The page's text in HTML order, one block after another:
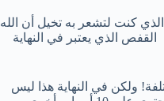
كنت لتشعر به تخيل أن الله
الذي يعتبر في النهاية
ولكن في النهاية هذا ليس